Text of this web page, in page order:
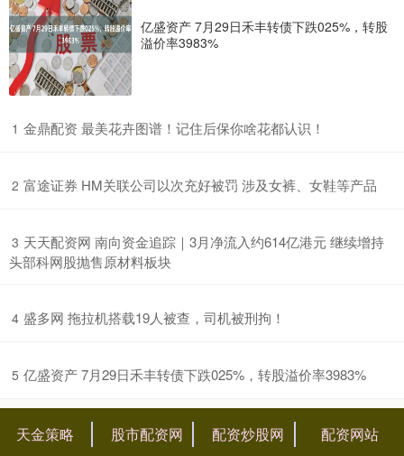
亿盛资产 7月29日禾丰转债下跌025%，转股
溢价率3983%
1 ​金鼎配资 最美花卉图谱！记住后保你啥花都认识！
2 ​富途证券 HM关联公司以次充好被罚 涉及女裤、女鞋等产品
3 ​天天配资网 南向资金追踪｜3月净流入约614亿港元 继续增持
头部科网股抛售原材料板块
4 ​盛多网 拖拉机搭载19人被查，司机被刑拘！
5 ​亿盛资产 7月29日禾丰转债下跌025%，转股溢价率3983%
天金策略 股市配资网 配资炒股网 配资网站